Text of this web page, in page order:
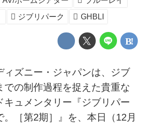
ジブリパーク GHBLI
ズニー・ジャパンは、ジブ
での制作過程を捉えた貴重な
キュメンタリー『ジブリパー
。［第2期］』を、本日（12月